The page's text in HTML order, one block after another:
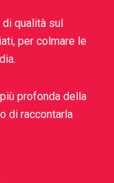
qualità sul
per colmare le
profonda della
di raccontarla